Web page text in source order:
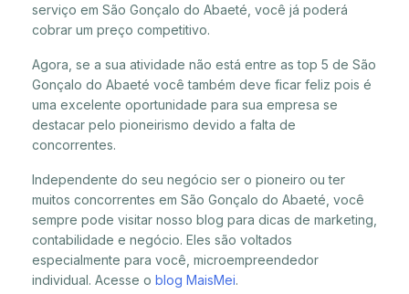
serviço em São Gonçalo do Abaeté, você já poderá
cobrar um preço competitivo.
Agora, se a sua atividade não está entre as top 5 de São
Gonçalo do Abaeté você também deve ficar feliz pois é
uma excelente oportunidade para sua empresa se
destacar pelo pioneirismo devido a falta de
concorrentes.
Independente do seu negócio ser o pioneiro ou ter
muitos concorrentes em São Gonçalo do Abaeté, você
sempre pode visitar nosso blog para dicas de marketing,
contabilidade e negócio. Eles são voltados
especialmente para você, microempreendedor
individual. Acesse o blog MaisMei.